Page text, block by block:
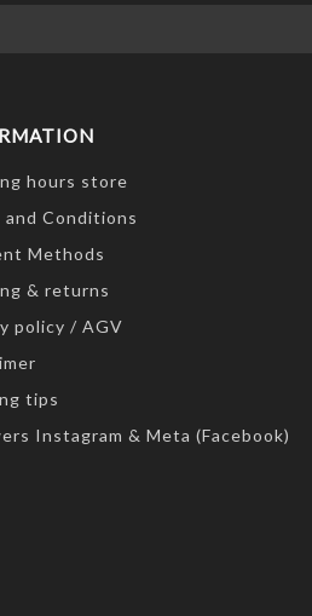
hours store
and Conditions
Methods
& returns
policy / AGV
tips
Instagram & Meta (Facebook)